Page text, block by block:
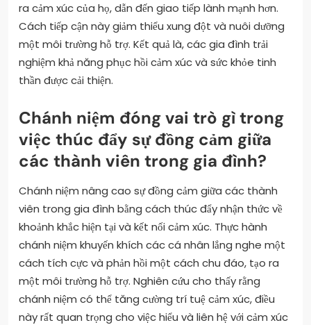
ra cảm xúc của họ, dẫn đến giao tiếp lành mạnh hơn.
Cách tiếp cận này giảm thiểu xung đột và nuôi dưỡng
một môi trường hỗ trợ. Kết quả là, các gia đình trải
nghiệm khả năng phục hồi cảm xúc và sức khỏe tinh
thần được cải thiện.
Chánh niệm đóng vai trò gì trong
việc thúc đẩy sự đồng cảm giữa
các thành viên trong gia đình?
Chánh niệm nâng cao sự đồng cảm giữa các thành
viên trong gia đình bằng cách thúc đẩy nhận thức về
khoảnh khắc hiện tại và kết nối cảm xúc. Thực hành
chánh niệm khuyến khích các cá nhân lắng nghe một
cách tích cực và phản hồi một cách chu đáo, tạo ra
một môi trường hỗ trợ. Nghiên cứu cho thấy rằng
chánh niệm có thể tăng cường trí tuệ cảm xúc, điều
này rất quan trọng cho việc hiểu và liên hệ với cảm xúc